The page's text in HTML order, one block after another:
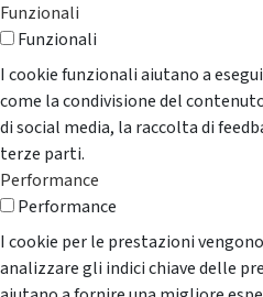
Funzionali
Funzionali
I cookie funzionali aiutano a
come la condivisione del
di social media, la raccolta di
terze parti.
Performance
Performance
I cookie per le prestazioni
analizzare gli indici chiave delle